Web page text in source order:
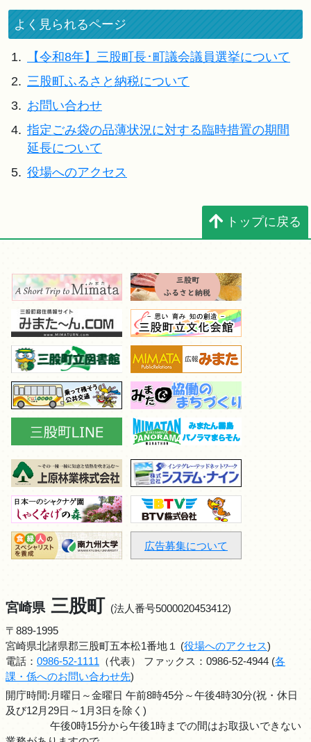
よく見られるページ
1.
【令和8年】三股町長･町議会議員選挙について
2. 三股町ふるさと納税について
3. お問い合わせ
4. 指定ごみ袋の品薄状況に対する臨時措置の期間
延長について
5. 役場へのアクセス
トップに戻る
広告募集について
宮崎県 三股町 (法人番号5000020453412)
〒889-1995
宮崎県北諸県郡三股町五本松1番地１ (役場へのアクセス)
電話： 0986-52-1111 （代表） ファックス：0986-52-4944 (各
課・係へのお問い合わせ先)
開庁時間:月曜日～金曜日 午前8時45分～午後4時30分(祝・休日
及び12月29日～1月3日を除く)
午後0時15分から午後1時までの間はお取扱いできない